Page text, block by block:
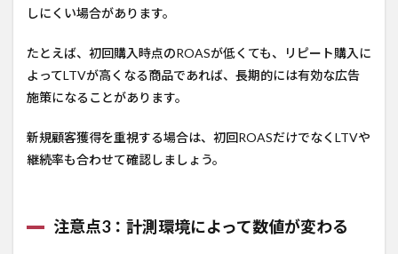
しにくい場合があります。
たとえば、初回購入時点のROASが低くても、リピート購入に
よってLTVが高くなる商品であれば、長期的には有効な広告
施策になることがあります。
新規顧客獲得を重視する場合は、初回ROASだけでなくLTVや
継続率も合わせて確認しましょう。
注意点3：計測環境によって数値が変わる